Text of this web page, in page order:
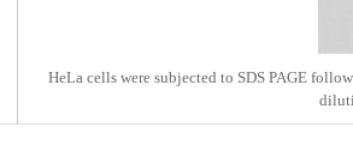
HeLa cells were subjected to SDS PAGE